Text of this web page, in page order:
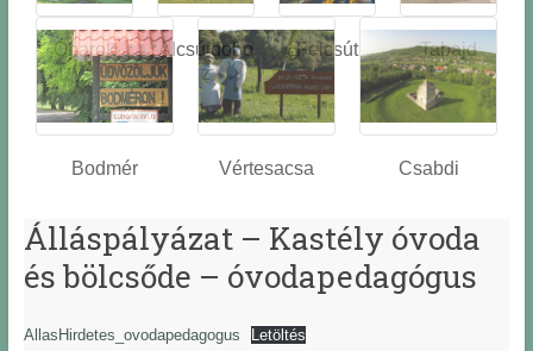
Óbarok
Alcsútdobo
z
Felcsút Tabajd
Bodmér Vértesacsa Csabdi
Álláspályázat – Kastély óvoda
és bölcsőde – óvodapedagógus
AllasHirdetes_ovodapedagogus Letöltés